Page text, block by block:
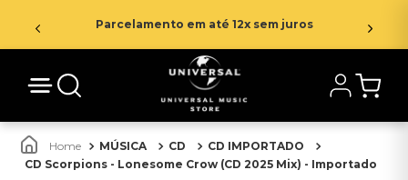
Parcelamento em até 12x sem juros
MÚSICA CD
CD IMPORTADO
CD Scorpions - Lonesome Crow (CD 2025 Mix) - Importado